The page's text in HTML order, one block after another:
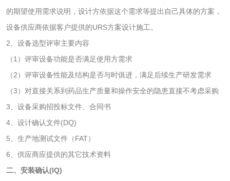
的期望使用需求说明，设计方依据这个需求等提出自己具体的方案，
设备供应商依据客户提供的URS方案设计施工。
2、设备选型评审主要内容
（1）评审设备功能是否满足使用方需求
（2）评审设备性能及结构是否与时俱进，满足后续生产研发需求
（3）对直接关系到药品生产质量和操作安全的隐患直接不考虑采购
3、设备采购招投标文件、合同书
4、设计确认文件(DQ)
5、生产地测试文件（FAT）
6、供应商应提供的其它技术资料
二、安装确认(IQ)
卫生用品
卫生湿巾检测 普通湿巾检测
一次性卫生用品毒
一次性使用卫生用
品皮肤刺激试验